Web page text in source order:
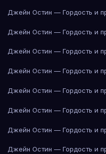
Джейн Остин — Гордость и
Джейн Остин — Гордость и
Джейн Остин — Гордость и
Джейн Остин — Гордость и
Джейн Остин — Гордость и
Джейн Остин — Гордость и
Джейн Остин — Гордость и
Джейн Остин — Гордость и